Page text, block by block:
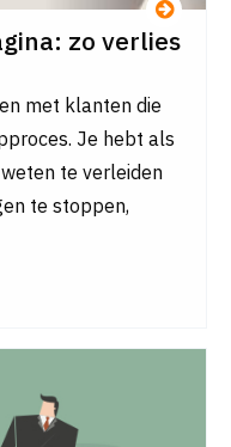
zo verlies
met klanten die
Je hebt als
te verleiden
te stoppen,